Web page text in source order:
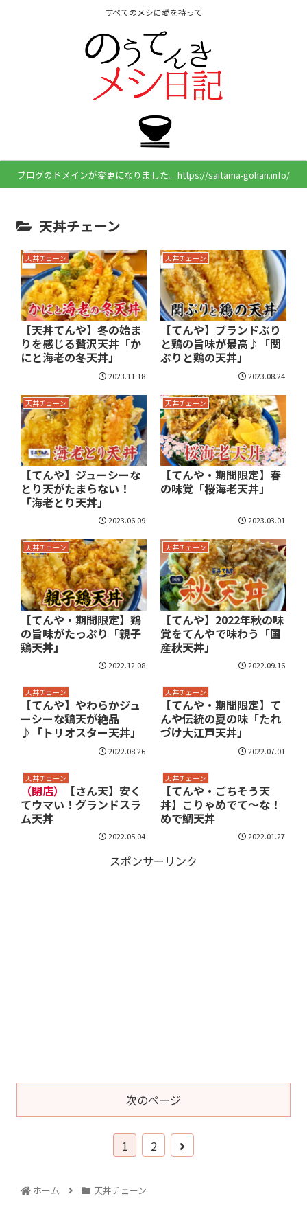
すべてのメシに愛を持って
ブログのドメインが変更になりました。https://saitama-gohan.info/
天丼チェーン
天丼チェーン
【天丼てんや】冬の始ま
りを感じる贅沢天丼「か
にと海老の冬天丼」
2023.11.18
天丼チェーン
【てんや】ブランドぶり
と鶏の旨味が最高♪「関
ぶりと鶏の天丼」
2023.08.24
天丼チェーン
【てんや】ジューシーな
とり天がたまらない！
「海老とり天丼」
2023.06.09
天丼チェーン
【てんや・期間限定】春
の味覚「桜海老天丼」
2023.03.01
天丼チェーン
【てんや・期間限定】鶏
の旨味がたっぷり「親子
鶏天丼」
2022.12.08
天丼チェーン
【てんや】2022年秋の味
覚をてんやで味わう「国
産秋天丼」
2022.09.16
天丼チェーン
【てんや】やわらかジュ
ーシーな鶏天が絶品
♪「トリオスター天丼」
2022.08.26
天丼チェーン
【てんや・期間限定】て
んや伝統の夏の味「たれ
づけ大江戸天丼」
2022.07.01
天丼チェーン
（閉店）
【さん天】安く
てウマい！グランドスラ
ム天丼
2022.05.04
天丼チェーン
【てんや・ごちそう天
丼】こりゃめでて～な！
めで鯛天丼
2022.01.27
スポンサーリンク
次のページ
1 2
ホーム 天丼チェーン